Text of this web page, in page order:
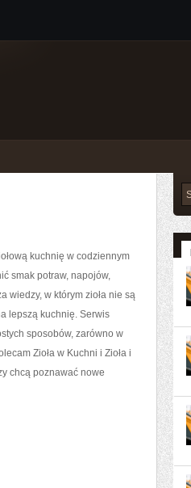
kuchnię w codziennym
smak potraw, napojów,
wiedzy, w którym zioła nie są
lepszą kuchnię. Serwis
sposobów, zarówno w
Zioła w Kuchni i Zioła i
chcą poznawać nowe